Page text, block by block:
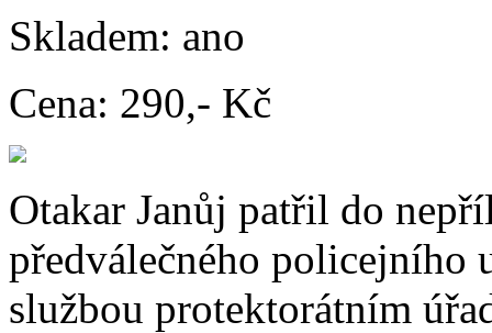
Skladem: ano
Cena: 290,- Kč
Otakar Janůj patřil do
předválečného policejního
službou protektorátním